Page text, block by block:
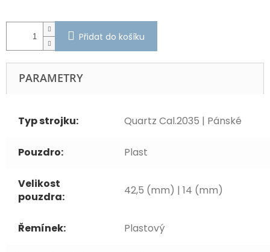
Přidat do košíku
PARAMETRY
Typ strojku: Quartz Cal.2035 | Pánské
Pouzdro: Plast
Velikost
pouzdra:
42,5 (mm) | 14 (mm)
Řemínek: Plastový